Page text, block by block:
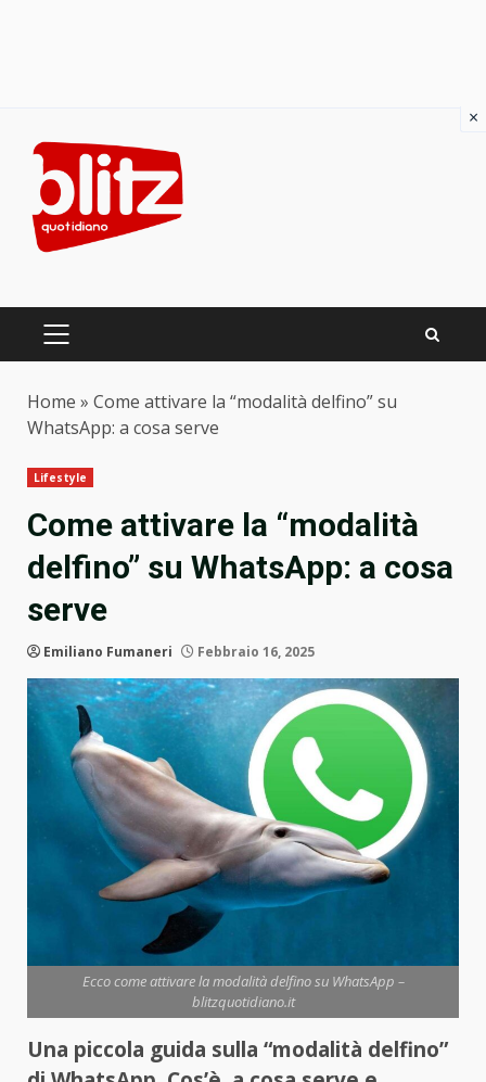
content
PRIMARY
Home » Come attivare la “modalità delfino” su
WhatsApp: a cosa serve
Lifestyle
Come attivare la “modalità
delfino” su WhatsApp: a cosa
serve
Emiliano Fumaneri Febbraio 16, 2025
Ecco come attivare la modalità delfino su WhatsApp –
blitzquotidiano.it
Una piccola guida sulla “modalità delfino”
×